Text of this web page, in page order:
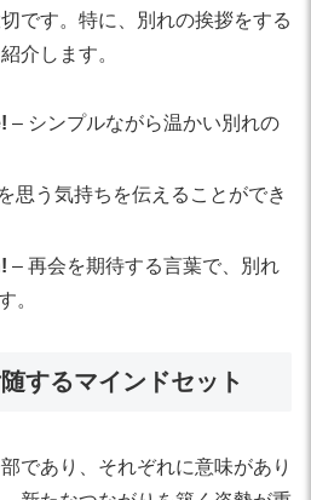
です。特に、別れの挨拶をする
介します。
– シンプルながら温かい別れの
思う気持ちを伝えることができ
– 再会を期待する言葉で、別れ
。
するマインドセット
であり、それぞれに意味があり